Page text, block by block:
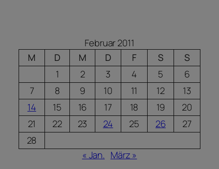
Februar 2011
M
D M D F S
S
1
2 3 4 5
6
7
8 9 10 11 12
13
14
15 16 17 18 19
20
21
22 23 24 25 26
27
28
« Jan. März »